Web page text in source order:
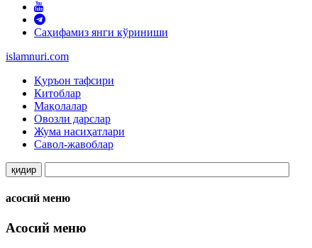
Саҳифамиз янги кўриниши
islamnuri.com
Қуръон тафсири
Китоблар
Мақолалар
Овозли дарслар
Жума насиҳатлари
Савол-жавоблар
асосий меню
Асосий меню